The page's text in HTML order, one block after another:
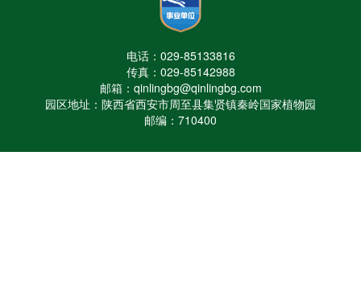
电话：029-85133816
传真：029-85142988
邮箱：qinlingbg@qinlingbg.com
园区地址：陕西省西安市周至县集贤镇秦岭国家植物园
邮编：710400